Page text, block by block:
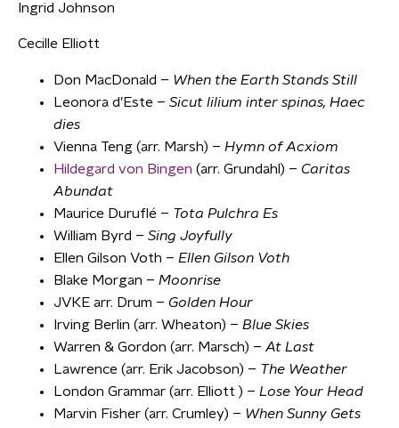
Ingrid Johnson
Cecille Elliott
Don MacDonald – When the Earth Stands Still
Leonora d’Este – Sicut lilium inter spinas, Haec
dies
Vienna Teng (arr. Marsh) – Hymn of Acxiom
Hildegard von Bingen (arr. Grundahl) – Caritas
Abundat
Maurice Duruflé – Tota Pulchra Es
William Byrd – Sing Joyfully
Ellen Gilson Voth – Ellen Gilson Voth
Blake Morgan – Moonrise
JVKE arr. Drum – Golden Hour
Irving Berlin (arr. Wheaton) – Blue Skies
Warren & Gordon (arr. Marsch) – At Last
Lawrence (arr. Erik Jacobson) – The Weather
London Grammar (arr. Elliott ) – Lose Your Head
Marvin Fisher (arr. Crumley) – When Sunny Gets